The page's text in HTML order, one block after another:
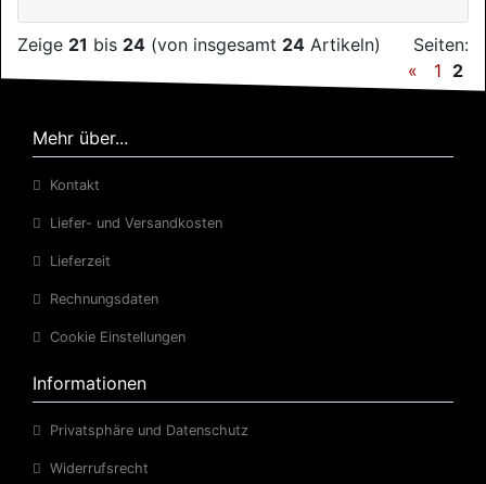
Zeige 21 bis 24 (von insgesamt 24 Artikeln)
Seiten:
«
1 2
Mehr über...
Kontakt
Liefer- und Versandkosten
Lieferzeit
Rechnungsdaten
Cookie Einstellungen
Informationen
Privatsphäre und Datenschutz
Widerrufsrecht